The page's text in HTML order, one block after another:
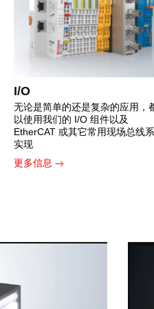
I/O
无论是简单的还是复杂的应用，
以使用我们的 I/O 组件以及
EtherCAT 或其它常用现场总线
实现
更多信息